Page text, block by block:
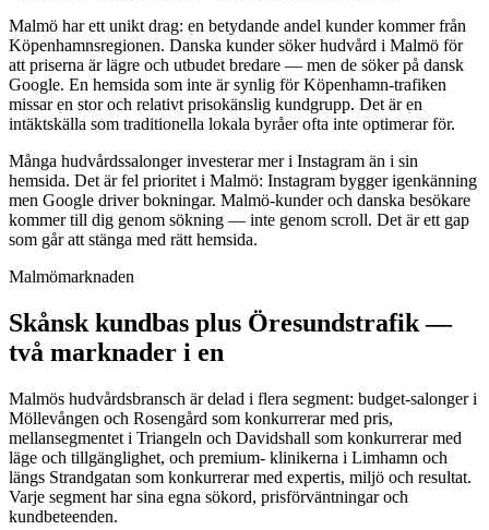
Malmö har ett unikt drag: en betydande andel kunder kommer från
Köpenhamnsregionen. Danska kunder söker hudvård i Malmö för
att priserna är lägre och utbudet bredare — men de söker på dansk
Google. En hemsida som inte är synlig för Köpenhamn-trafiken
missar en stor och relativt prisokänslig kundgrupp. Det är en
intäktskälla som traditionella lokala byråer ofta inte optimerar för.
Många hudvårdssalonger investerar mer i Instagram än i sin
hemsida. Det är fel prioritet i Malmö: Instagram bygger igenkänning
men Google driver bokningar. Malmö-kunder och danska besökare
kommer till dig genom sökning — inte genom scroll. Det är ett gap
som går att stänga med rätt hemsida.
Malmömarknaden
Skånsk kundbas plus Öresundstrafik —
två marknader i en
Malmös hudvårdsbransch är delad i flera segment: budget-salonger i
Möllevången och Rosengård som konkurrerar med pris,
mellansegmentet i Triangeln och Davidshall som konkurrerar med
läge och tillgänglighet, och premium- klinikerna i Limhamn och
längs Strandgatan som konkurrerar med expertis, miljö och resultat.
Varje segment har sina egna sökord, prisförväntningar och
kundbeteenden.